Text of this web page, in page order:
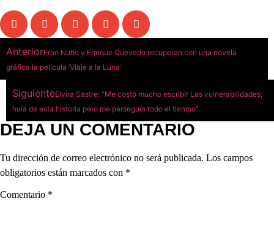
AnteriorFran Nuño y Enrique Quevedo recuperan con una novela
gráfica la película ‘Viaje a la Luna’
SiguienteElvira Sastre: “Me costó mucho escribir Las vulnerabilidades;
huía de esta historia pero me perseguía todo el tiempo”
DEJA UN COMENTARIO
Tu dirección de correo electrónico no será publicada. Los campos
obligatorios están marcados con *
Comentario *